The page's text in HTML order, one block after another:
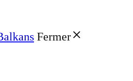
Fermer